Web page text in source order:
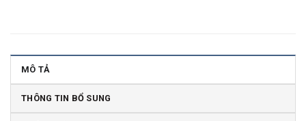
MÔ TẢ
THÔNG TIN BỔ SUNG